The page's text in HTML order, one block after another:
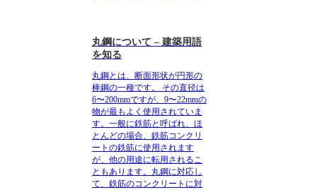
丸鋼について – 建築用語
を知る
丸鋼とは、断面形状が円形の
棒鋼の一種です。
その直径は
6〜200mmですが、9〜22mmの
物が最もよく使用されていま
す。一般に鉄筋と呼ばれ、ほ
とんどの場合、鉄筋コンクリ
ートの鉄筋に使用されます
が、他の用途に転用されるこ
ともあります。丸鋼に対応し
て、鉄筋のコンクリートに対